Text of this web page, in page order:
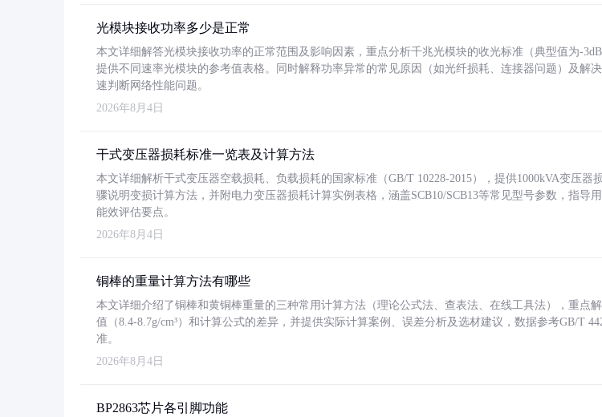
光模块接收功率多少是正常
本文详细解答光模块接收功率的正常范围及影响因素，重点分析千兆光模块的收光标准（典型值为-
提供不同速率光模块的参考值表格。同时解释功率异常的常见原因（如光纤损耗、连接器问题）及解
速判断网络性能问题。
2026年8月4日
干式变压器损耗标准一览表及计算方法
本文详细解析干式变压器空载损耗、负载损耗的国家标准（GB/T 10228-2015），提供1000kVA变压器
骤说明变损计算方法，并附电力变压器损耗计算实例表格，涵盖SCB10/SCB13等常见型号参数，指导
能效评估要点。
2026年8月4日
铜棒的重量计算方法有哪些
本文详细介绍了铜棒和黄铜棒重量的三种常用计算方法（理论公式法、查表法、在线工具法），重点
值（8.4-8.7g/cm³）和计算公式的差异，并提供实际计算案例、误差分析及选材建议，数据参考GB/T
准。
2026年8月4日
BP2863芯片各引脚功能